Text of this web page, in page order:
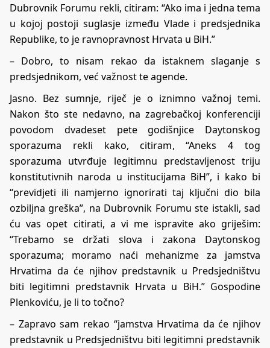
Dubrovnik Forumu rekli, citiram: “Ako ima i jedna tema
u kojoj postoji suglasje između Vlade i predsjednika
Republike, to je ravnopravnost Hrvata u BiH.”
– Dobro, to nisam rekao da istaknem slaganje s
predsjednikom, već važnost te agende.
Jasno. Bez sumnje, riječ je o iznimno važnoj temi.
Nakon što ste nedavno, na zagrebačkoj konferenciji
povodom dvadeset pete godišnjice Daytonskog
sporazuma rekli kako, citiram, “Aneks 4 tog
sporazuma utvrđuje legitimnu predstavljenost triju
konstitutivnih naroda u institucijama BiH”, i kako bi
“previdjeti ili namjerno ignorirati taj ključni dio bila
ozbiljna greška”, na Dubrovnik Forumu ste istakli, sad
ću vas opet citirati, a vi me ispravite ako griješim:
“Trebamo se držati slova i zakona Daytonskog
sporazuma; moramo naći mehanizme za jamstva
Hrvatima da će njihov predstavnik u Predsjedništvu
biti legitimni predstavnik Hrvata u BiH.” Gospodine
Plenkoviću, je li to točno?
– Zapravo sam rekao “jamstva Hrvatima da će njihov
predstavnik u Predsjedništvu biti legitimni predstavnik